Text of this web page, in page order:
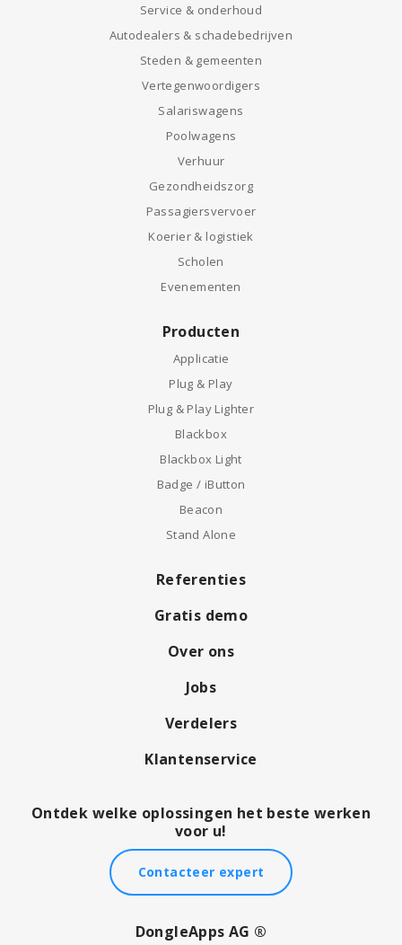
Service & onderhoud
Autodealers & schadebedrijven
Steden & gemeenten
Vertegenwoordigers
Salariswagens
Poolwagens
Verhuur
Gezondheidszorg
Passagiersvervoer
Koerier & logistiek
Scholen
Evenementen
Producten
Applicatie
Plug & Play
Plug & Play Lighter
Blackbox
Blackbox Light
Badge / iButton
Beacon
Stand Alone
Referenties
Gratis demo
Over ons
Jobs
Verdelers
Klantenservice
Ontdek welke oplossingen het beste werken
voor u!
Contacteer expert
DongleApps AG ®